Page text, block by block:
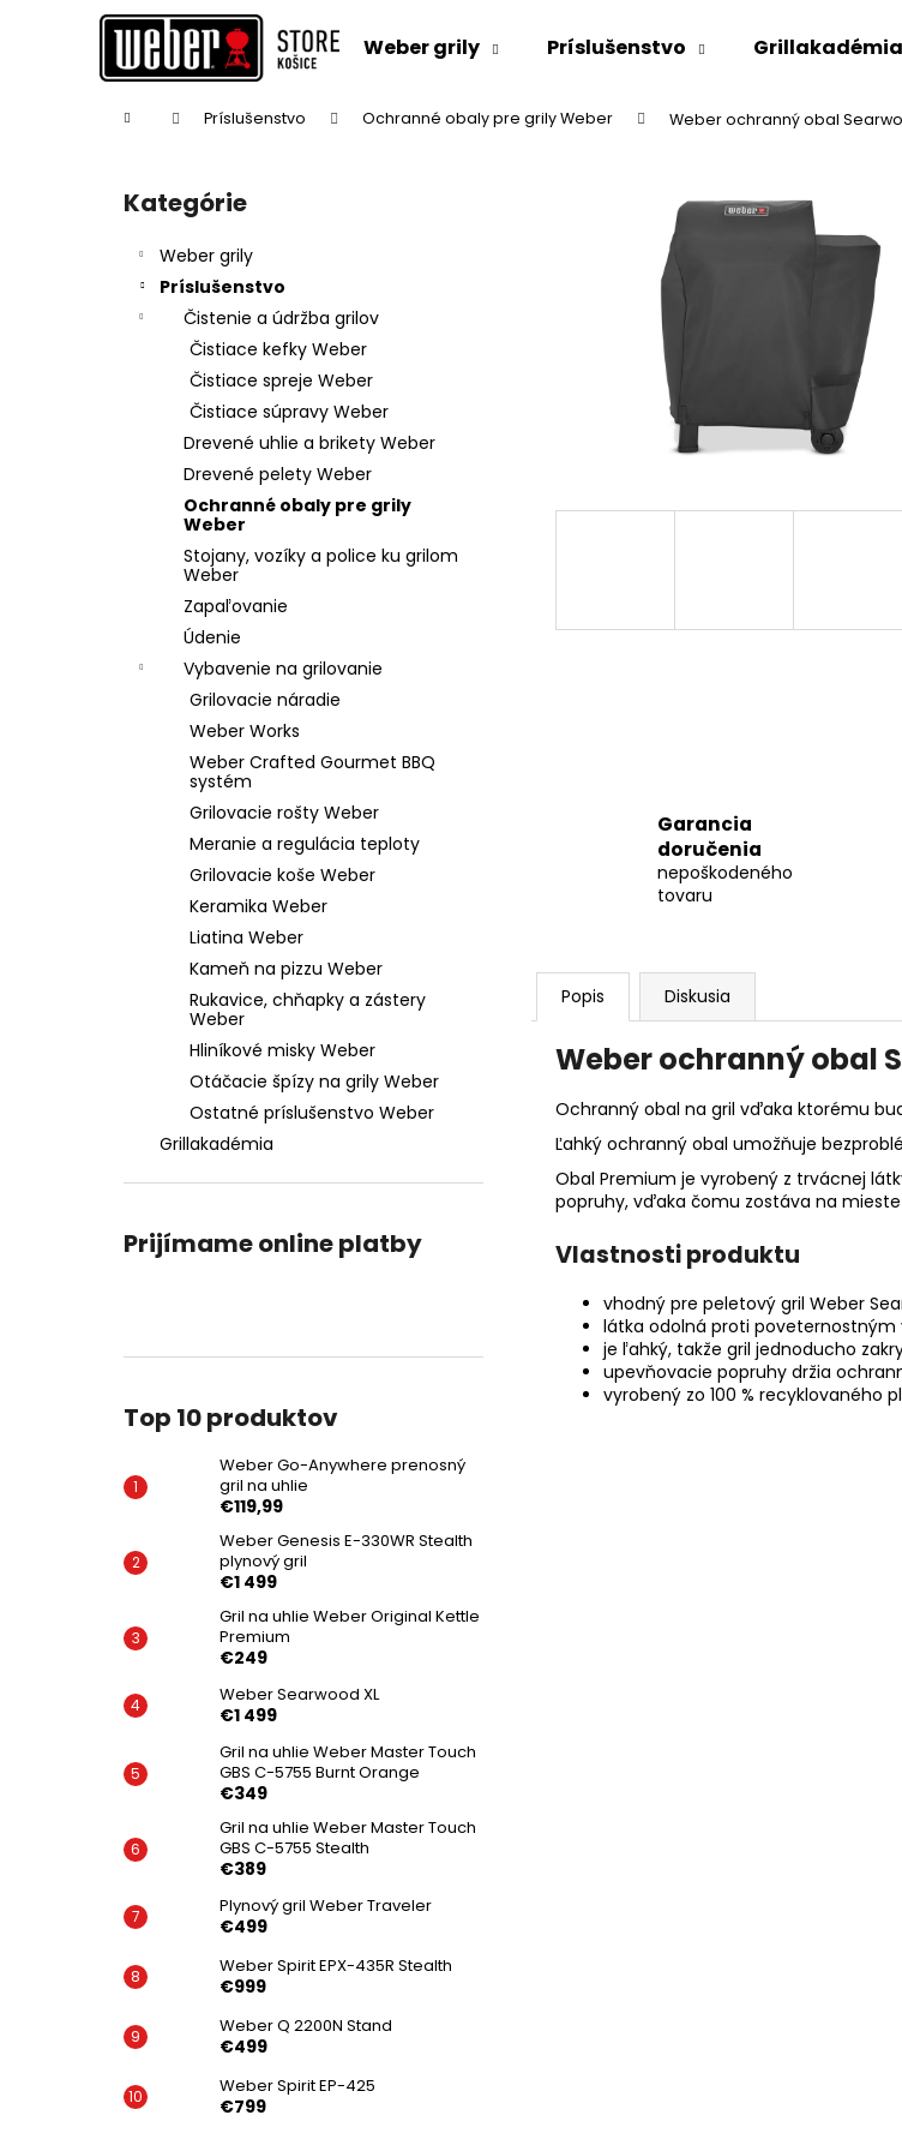
Weber grily Príslušenstvo Grillakadémia
Domov Príslušenstvo Ochranné obaly pre grily Weber Weber ochranný obal
Preskočiť
kategórie
Kategórie
Weber grily
Príslušenstvo
Čistenie a údržba grilov
Čistiace kefky Weber
Čistiace spreje Weber
Čistiace súpravy Weber
Drevené uhlie a brikety Weber
Drevené pelety Weber
Ochranné obaly pre grily
Weber
Stojany, vozíky a police ku grilom
Weber
Zapaľovanie
Údenie
Vybavenie na grilovanie
Grilovacie náradie
Weber Works
Weber Crafted Gourmet BBQ
systém
Grilovacie rošty Weber
Meranie a regulácia teploty
Grilovacie koše Weber
Keramika Weber
Liatina Weber
Kameň na pizzu Weber
Rukavice, chňapky a zástery
Weber
Hliníkové misky Weber
Otáčacie špízy na grily Weber
Ostatné príslušenstvo Weber
Grillakadémia
Prijímame online platby
Top 10 produktov
Weber Go-Anywhere prenosný
gril na uhlie
€119,99
Weber Genesis E-330WR Stealth
plynový gril
€1 499
Gril na uhlie Weber Original Kettle
Premium
€249
Weber Searwood XL
€1 499
Gril na uhlie Weber Master Touch
GBS C-5755 Burnt Orange
€349
Gril na uhlie Weber Master Touch
GBS C-5755 Stealth
€389
Plynový gril Weber Traveler
€499
Weber Spirit EPX-435R Stealth
€999
Weber Q 2200N Stand
€499
Weber Spirit EP-425
€799
Garancia
doručenia
nepoškodeného
tovaru
Popis Diskusia
Weber ochranný obal
Ochranný obal na gril vďaka ktorému
Ľahký ochranný obal umožňuje
Obal Premium je vyrobený z trvácnej
popruhy, vďaka čomu zostáva na
Vlastnosti produktu
vhodný pre peletový gril Weber
látka odolná proti
je ľahký, takže gril jednoducho
upevňovacie popruhy držia
vyrobený zo 100 % recyklovaného
Späť
Späť
Čo potrebujete nájsť?
Odporúčame
WEBER GO-ANYWHERE PRENOSNÝ GRIL
NA UHLIE
€119,99